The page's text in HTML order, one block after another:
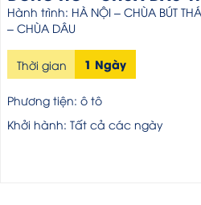
Hành trình: HÀ NỘI – CHÙA BÚT
– CHÙA DÂU
Thời gian 1 Ngày
Phương tiện: ô tô
Khởi hành: Tất cả các ngày